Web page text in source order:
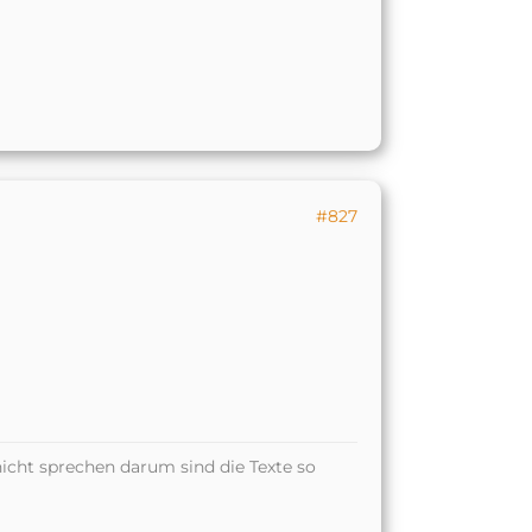
#827
sprechen darum sind die Texte so